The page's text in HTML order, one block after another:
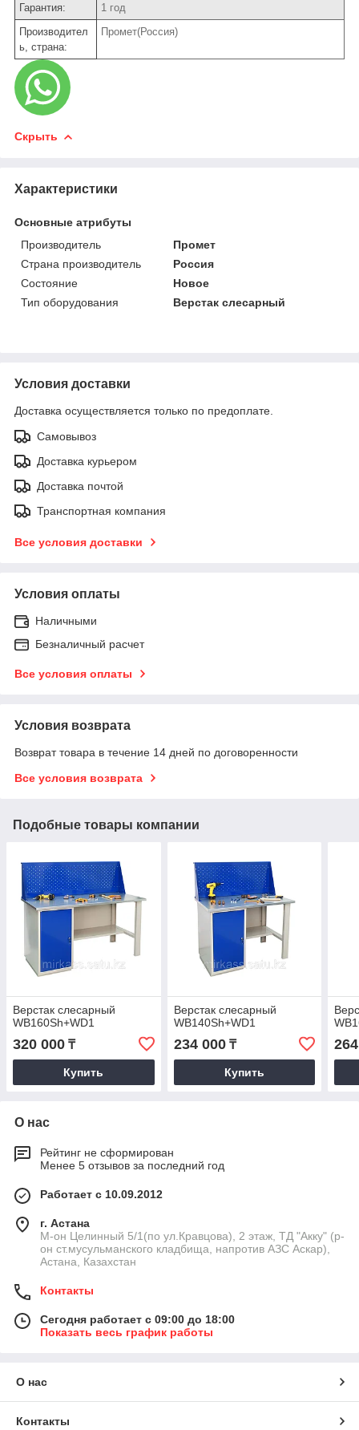
Гарантия:
1 год
Производител
ь, страна:
Промет(Россия)
Скрыть
Характеристики
Основные атрибуты
Производитель
Промет
Страна производитель
Россия
Состояние
Новое
Тип оборудования
Верстак слесарный
Условия доставки
Доставка осуществляется только по предоплате.
Самовывоз
Доставка курьером
Доставка почтой
Транспортная компания
Все условия доставки
Условия оплаты
Наличными
Безналичный расчет
Все условия оплаты
Условия возврата
Возврат товара в течение 14 дней по договоренности
Все условия возврата
Подобные товары компании
Верстак слесарный
WB160Sh+WD1
320 000 ₸
Купить
Верстак слесарный
WB140Sh+WD1
234 000₸
Купить
О нас
Рейтинг не сформирован
Менее 5 отзывов за последний год
Работает с 10.09.2012
г. Астана
М-он Целинный 5/1(по ул.Кравцова), 2 этаж, ТД "Акку" (р-
он ст.мусульманского кладбища, напротив АЗС Аскар),
Астана, Казахстан
Контакты
Сегодня работает с 09:00 до 18:00
Показать весь график работы
О нас
Контакты